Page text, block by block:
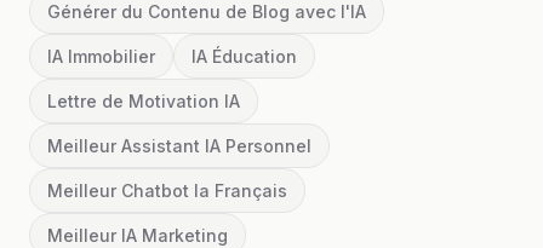
Générer du Contenu de Blog avec l'IA
IA Immobilier IA Éducation
Lettre de Motivation IA
Meilleur Assistant IA Personnel
Meilleur Chatbot Ia Français
Meilleur IA Marketing